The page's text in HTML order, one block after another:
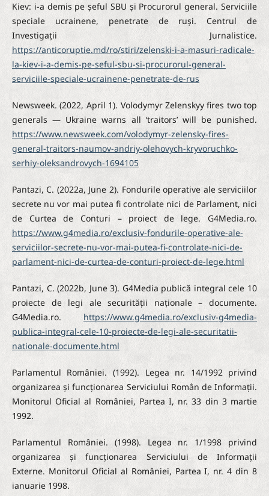
Kiev: i-a demis pe șeful SBU și Procurorul general. Serviciile
speciale ucrainene, penetrate de ruși. Centrul de
Investigații Jurnalistice.
https://anticoruptie.md/ro/stiri/zelenski-i-a-masuri-radicale-
la-kiev-i-a-demis-pe-seful-sbu-si-procurorul-general-
serviciile-speciale-ucrainene-penetrate-de-rus
Newsweek. (2022, April 1). Volodymyr Zelenskyy fires two top
generals — Ukraine warns all ‘traitors’ will be punished.
https://www.newsweek.com/volodymyr-zelensky-fires-
general-traitors-naumov-andriy-olehovych-kryvoruchko-
serhiy-oleksandrovych-1694105
Pantazi, C. (2022a, June 2). Fondurile operative ale serviciilor
secrete nu vor mai putea fi controlate nici de Parlament, nici
de Curtea de Conturi – proiect de lege. G4Media.ro.
https://www.g4media.ro/exclusiv-fondurile-operative-ale-
serviciilor-secrete-nu-vor-mai-putea-fi-controlate-nici-de-
parlament-nici-de-curtea-de-conturi-proiect-de-lege.html
Pantazi, C. (2022b, June 3). G4Media publică integral cele 10
proiecte de legi ale securității naționale – documente.
G4Media.ro. https://www.g4media.ro/exclusiv-g4media-
publica-integral-cele-10-proiecte-de-legi-ale-securitatii-
nationale-documente.html
Parlamentul României. (1992). Legea nr. 14/1992 privind
organizarea și funcționarea Serviciului Român de Informații.
Monitorul Oficial al României, Partea I, nr. 33 din 3 martie
1992.
Parlamentul României. (1998). Legea nr. 1/1998 privind
organizarea și funcționarea Serviciului de Informații
Externe. Monitorul Oficial al României, Partea I, nr. 4 din 8
ianuarie 1998.